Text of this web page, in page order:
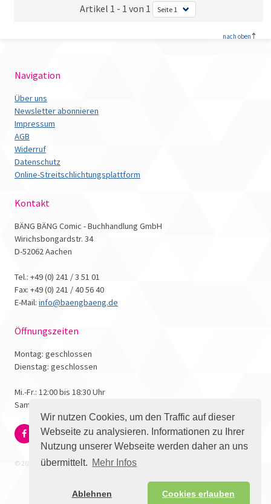
Wir nutzen Cookies, um den Traffic auf dieser
Webseite zu analysieren. Informationen zu Ihrer
Nutzung unserer Webseite werden daher an uns
übermittelt. Mehr Infos
Ablehnen Cookies erlauben
Artikel 1 - 1 von 1
nach oben
Navigation
Über uns
Newsletter abonnieren
Impressum
AGB
Widerruf
Datenschutz
Online-Streitschlichtungsplattform
Kontakt
BÄNG BÄNG Comic - Buchhandlung GmbH
Wirichsbongardstr. 34
D-52062 Aachen
Tel.: +49 (0) 241 / 3 51 01
Fax: +49 (0) 241 / 40 56 40
E-Mail: info@baengbaeng.de
Öffnungszeiten
Montag: geschlossen
Dienstag: geschlossen
Mi.-Fr.: 12:00 bis 18:30 Uhr
Samstag: 10:00 bis 17:00 Uhr
© 2026 - Bäng Bäng Comicbuchhandlung